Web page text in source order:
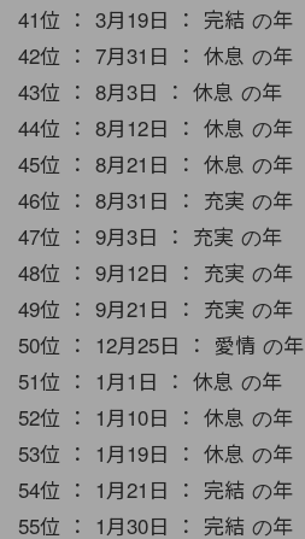
41位 ： 3月19日 ： 完結 の年
42位 ： 7月31日 ： 休息 の年
43位 ： 8月3日 ： 休息 の年
44位 ： 8月12日 ： 休息 の年
45位 ： 8月21日 ： 休息 の年
46位 ： 8月31日 ： 充実 の年
47位 ： 9月3日 ： 充実 の年
48位 ： 9月12日 ： 充実 の年
49位 ： 9月21日 ： 充実 の年
50位 ： 12月25日 ： 愛情 の年
51位 ： 1月1日 ： 休息 の年
52位 ： 1月10日 ： 休息 の年
53位 ： 1月19日 ： 休息 の年
54位 ： 1月21日 ： 完結 の年
55位 ： 1月30日 ： 完結 の年